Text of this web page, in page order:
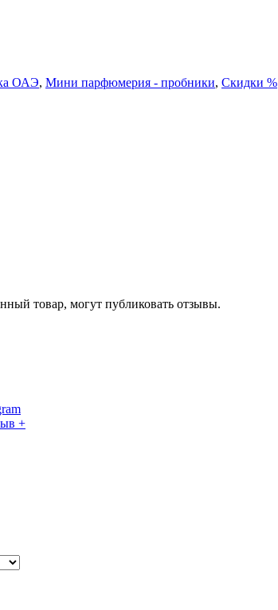
ОАЭ, Мини парфюмерия - пробники, Скидки %
товар, могут публиковать отзывы.
+